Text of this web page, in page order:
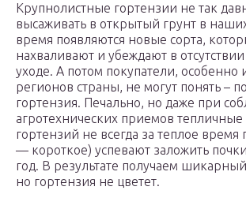
Крупнолистные гортензии не так
высаживать в открытый грунт в
время появляются новые сорта,
нахваливают и убеждают в
уходе. А потом покупатели, особенно
регионов страны, не могут понять –
гортензия. Печально, но даже при
агротехнических приемов
гортензий не всегда за теплое время
— короткое) успевают заложить
год. В результате получаем
но гортензия не цветет.